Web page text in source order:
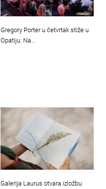
Gregory Porter u četvrtak stiže u
Opatiju: Na…
Galerija Laurus otvara izložbu